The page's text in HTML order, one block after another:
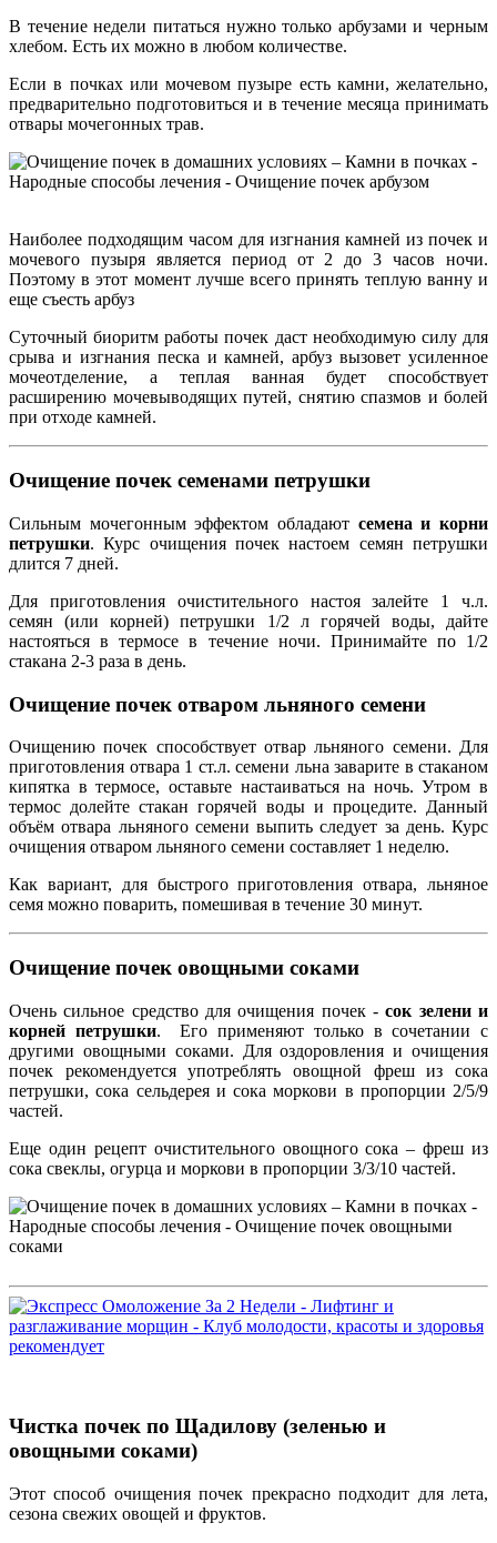
В течение недели питаться нужно только арбузами и черным
хлебом. Есть их можно в любом количестве.
Если в почках или мочевом пузыре есть камни, желательно,
предварительно подготовиться и в течение месяца принимать
отвары мочегонных трав.
Наиболее подходящим часом для изгнания камней из почек и
мочевого пузыря является период от 2 до 3 часов ночи.
Поэтому в этот момент лучше всего принять теплую ванну и
еще съесть арбуз
Суточный биоритм работы почек даст необходимую силу для
срыва и изгнания песка и камней, арбуз вызовет усиленное
мочеотделение, а теплая ванная будет способствует
расширению мочевыводящих путей, снятию спазмов и болей
при отходе камней.
Очищение почек семенами петрушки
Сильным мочегонным эффектом обладают семена и корни
петрушки. Курс очищения почек настоем семян петрушки
длится 7 дней.
Для приготовления очистительного настоя залейте 1 ч.л.
семян (или корней) петрушки 1/2 л горячей воды, дайте
настояться в термосе в течение ночи. Принимайте по 1/2
стакана 2-3 раза в день.
Очищение почек отваром льняного семени
Очищению почек способствует отвар льняного семени. Для
приготовления отвара 1 ст.л. семени льна заварите в стаканом
кипятка в термосе, оставьте настаиваться на ночь. Утром в
термос долейте стакан горячей воды и процедите. Данный
объём отвара льняного семени выпить следует за день. Курс
очищения отваром льняного семени составляет 1 неделю.
Как вариант, для быстрого приготовления отвара, льняное
семя можно поварить, помешивая в течение 30 минут.
Очищение почек овощными соками
Очень сильное средство для очищения почек -сок зелени и
корней петрушки. Его применяют только в сочетании с
другими овощными соками. Для оздоровления и очищения
почек рекомендуется употреблять овощной фреш из сока
петрушки, сока сельдерея и сока моркови в пропорции 2/5/9
частей.
Еще один рецепт очистительного овощного сока – фреш из
сока свеклы, огурца и моркови в пропорции 3/3/10 частей.
Чистка почек по Щадилову (зеленью и
овощными соками)
Этот способ очищения почек прекрасно подходит для лета,
сезона свежих овощей и фруктов.